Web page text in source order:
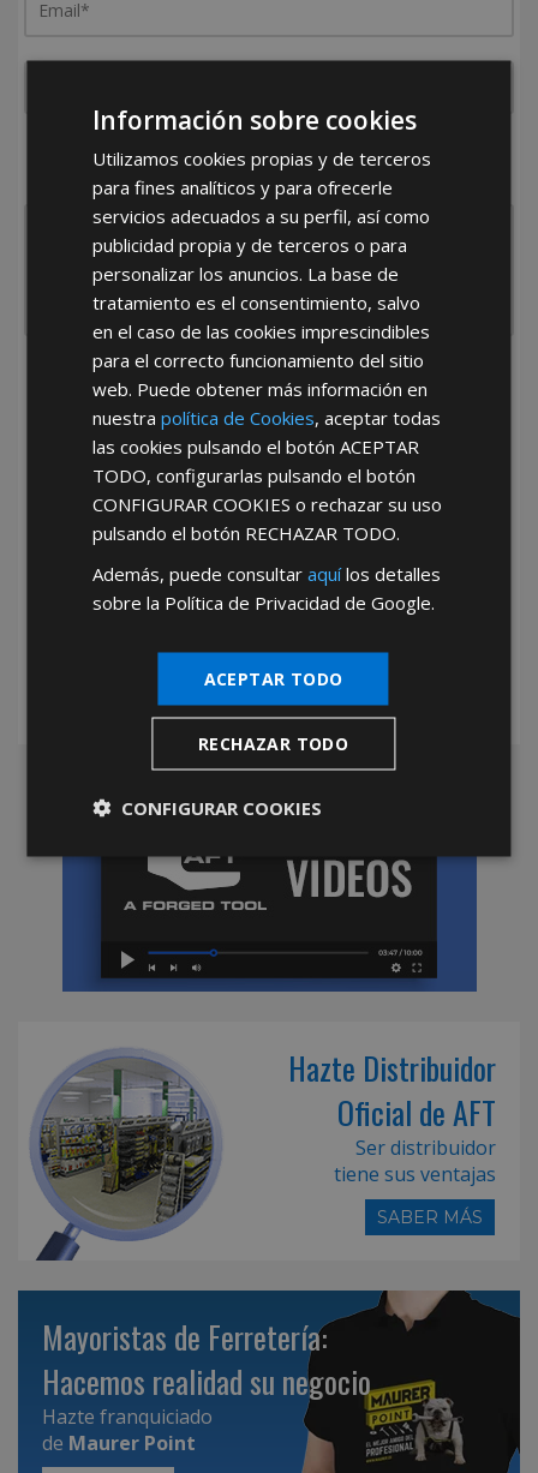
¿De dónde es la empresa?
España
Portugal Otros
He leído y acepto la Política de Privacidad
*Abstenerse particulares, sólo venta a tiendas y empresas minoristas y
mayoristas.
Hazte Distribuidor
Oficial de AFT
Ser distribuidor
tiene sus ventajas
SABER MÁS
Mayoristas de Ferretería:
Hacemos realidad su negocio
Hazte franquiciado
de Maurer Point
Información sobre cookies
Utilizamos cookies propias y de terceros
para fines analíticos y para ofrecerle
servicios adecuados a su perfil, así como
publicidad propia y de terceros o para
personalizar los anuncios. La base de
tratamiento es el consentimiento, salvo
en el caso de las cookies imprescindibles
para el correcto funcionamiento del sitio
web. Puede obtener más información en
nuestrapolítica de Cookies, aceptar todas
las cookies pulsando el botónACEPTAR
TODO, configurarlas pulsando el botón
CONFIGURAR COOKIES o rechazar su uso
pulsando el botón RECHAZAR TODO.
Además, puede consultaraquílos detalles
sobre la Política de Privacidad de Google.
ACEPTAR TODO
RECHAZAR TODO
CONFIGURAR COOKIES